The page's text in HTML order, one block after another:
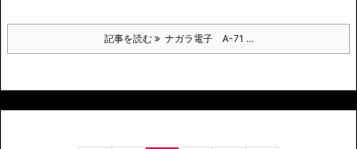
記事を読む ナガラ電子 A-71 ...